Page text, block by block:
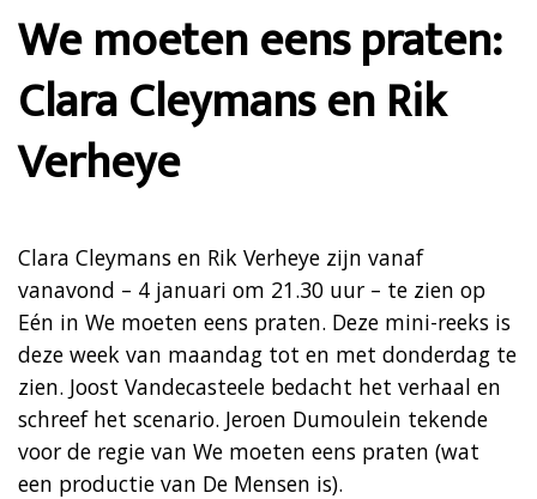
We moeten eens praten:
Clara Cleymans en Rik
Verheye
Clara Cleymans en Rik Verheye zijn vanaf
vanavond – 4 januari om 21.30 uur – te zien op
Eén in We moeten eens praten. Deze mini-reeks is
deze week van maandag tot en met donderdag te
zien. Joost Vandecasteele bedacht het verhaal en
schreef het scenario. Jeroen Dumoulein tekende
voor de regie van We moeten eens praten (wat
een productie van De Mensen is).